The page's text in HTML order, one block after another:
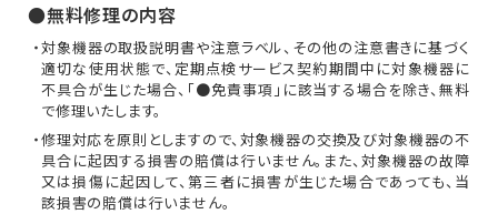
●無料修理の内容
・対象機器の取扱説明書や注意ラベル、その他の注意書きに基づく
適切な使用状態で、定期点検サービス契約期間中に対象機器に
不具合が生じた場合、「●免責事項」に該当する場合を除き、無料
で修理いたします。
・修理対応を原則としますので、対象機器の交換及び対象機器の不
具合に起因する損害の賠償は行いません。また、対象機器の故障
又は損傷に起因して、第三者に損害が生じた場合であっても、当
該損害の賠償は行いません。